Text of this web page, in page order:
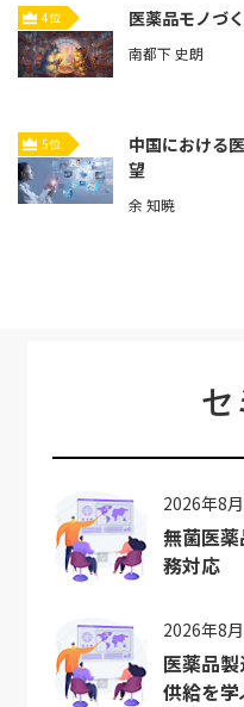
4位 医薬品モノづ
南都下 史朗
5位
中国における
望
余 知暁
セ
2026年8
無菌医
務対応
2026年8
医薬品
供給を学